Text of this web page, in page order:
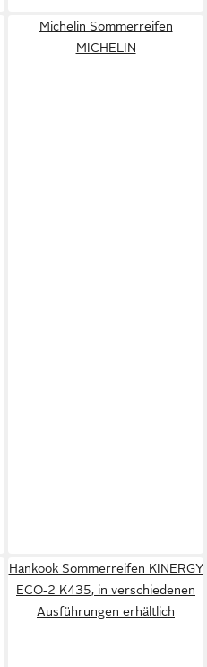
Michelin Sommerreifen
MICHELIN
Hankook Sommerreifen KINERGY
ECO-2 K435, in verschiedenen
Ausführungen erhältlich